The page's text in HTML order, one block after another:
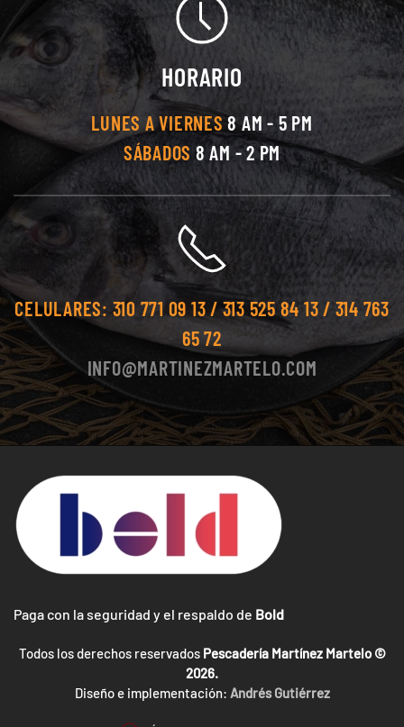
HORARIO
LUNES A VIERNES8 AM - 5 PM
SÁBADOS 8 AM - 2 PM
CELULARES: 310 771 09 13 / 313 525 84 13 / 314 763
65 72
INFO@MARTINEZMARTELO.COM
Paga con la seguridad y el respaldo de Bold
Todos los derechos reservados Pescadería Martínez Martelo ©
2026.
Diseño e implementación: Andrés Gutiérrez